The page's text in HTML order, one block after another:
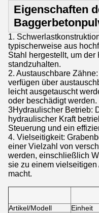
Eigenschaften
1.
typischerweise aus
Stahl hergestellt, um der
standzuhalten.
2. Austauschbare
verfügen über
leicht ausgetauscht
oder beschädigt werden.
3Hydraulischer Betrieb:
hydraulischer Kraft
Steuerung und ein
4. Vielseitigkeit:
einer Vielzahl von
werden, einschließlich
sie zu einem
macht.
Artikel/Modell
Einheit